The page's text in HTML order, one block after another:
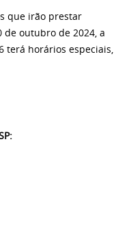
que irão prestar
de outubro de 2024, a
terá horários especiais,